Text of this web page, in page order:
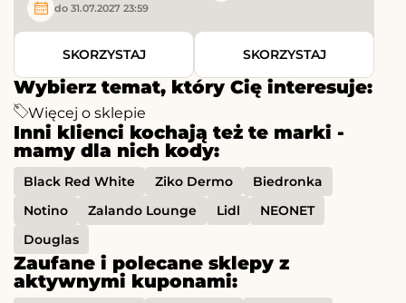
Wybierz temat, który Cię interesuje:
Więcej o sklepie
Inni klienci kochają też te marki -
mamy dla nich kody:
Black Red White Ziko Dermo
Biedronka
Notino
Zalando Lounge Lidl
NEONET
Douglas
Zaufane i polecane sklepy z
aktywnymi kuponami:
do 31.07.2027 23:59
SKORZYSTAJ SKORZYSTAJ